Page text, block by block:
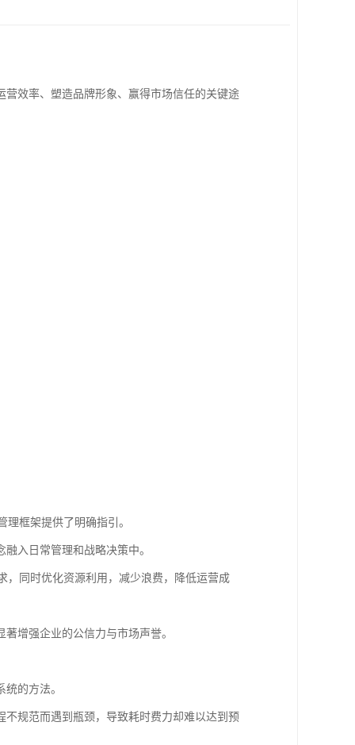
效率、塑造品牌形象、赢得市场信任的关键途
框架提供了明确指引。
入日常管理和战略决策中。
，同时优化资源利用，减少浪费，降低运营成
增强企业的公信力与市场声誉。
的方法。
规范而遇到瓶颈，导致耗时费力却难以达到预